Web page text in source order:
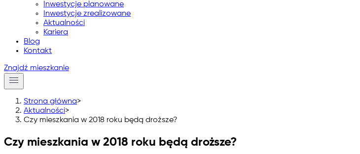
Inwestycje planowane
Inwestycje zrealizowane
Aktualności
Kariera
Blog
Kontakt
Znajdź mieszkanie
Strona główna>
Aktualności>
Czy mieszkania w 2018 roku będą droższe?
Czy mieszkania w 2018 roku będą droższe?